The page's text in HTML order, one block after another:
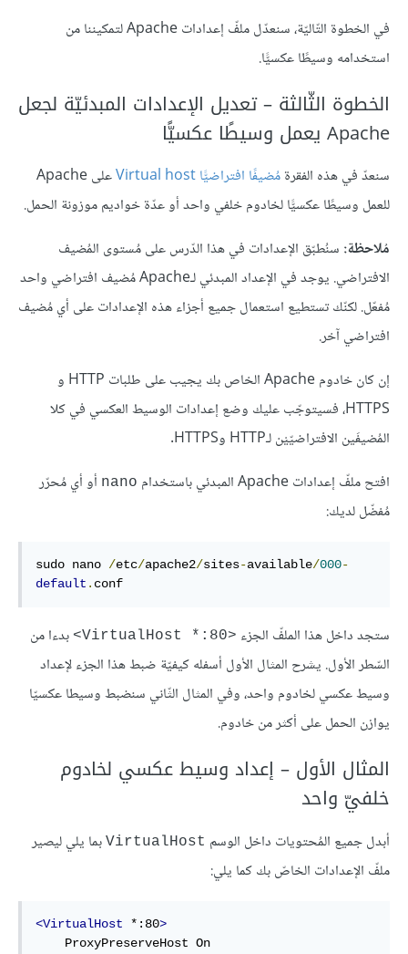
في الخطوة التّاليّة، سنعدّل ملفّ إعدادات Apache لتمكيننا من
استخدامه وسيطًا عكسيًّا.
الخطوة الثّالثة – تعديل الإعدادات المبدئيّة لجعل
Apache يعمل وسيطًا عكسيًّا
سنعدّ في هذه الفقرةمُضيفًا افتراضيًّا Virtual host
على Apache
للعمل وسيطًا عكسيًّا لخادوم خلفي واحد أو عدّة خواديم موزونة الحمل.
مُلاحظة: سنُطبّق الإعدادات في هذا الدّرس على مُستوى المُضيف
الافتراضي. يوجد في الإعداد المبدئي لـApache مُضيف افتراضي واحد
مُفعّل. لكنّك تستطيع استعمال جميع أجزاء هذه الإعدادات على أي مُضيف
افتراضي آخر.
إن كان خادوم Apache الخاص بك يجيب على طلبات HTTP و
HTTPS، فسيتوجّب عليك وضع إعدادات الوسيط العكسي في كلا
المُضيفَين الافتراضيّيْن لـHTTP وHTTPS.
افتح ملفّ إعدادات Apache المبدئي باستخدام
nano أو أي مُحرّر
مُفضّل لديك:
sudo nano /etc/apache2/sites-available/000-
default . conf
ستجد داخل هذا الملفّ الجزء <VirtualHost *:80>
بدءا من
السّطر الأول. يشرح المثال الأول أسفله كيفيّة ضبط هذا الجزء لإعداد
وسيط عكسي لخادوم واحد، وفي المثال الثّاني سنضبط وسيطا عكسيّا
يوازن الحمل على أكثر من خادوم.
المثال الأول – إعداد وسيط عكسي لخادوم
خلفيّ واحد
أبدل جميع المُحتويات داخل الوسم VirtualHost بما يلي ليصير
ملفّ الإعدادات الخاصّ بك كما يلي:
<VirtualHost *:80>
ProxyPreserveHost On